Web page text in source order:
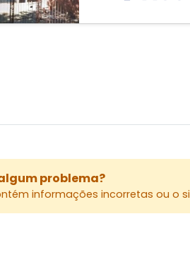
problema?
informações incorretas ou o